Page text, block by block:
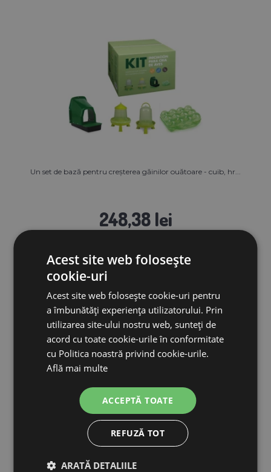
Un set de bază pentru creșterea găinilor ouătoare - cuib, hr...
248,38 lei
ADAUGĂ ÎN COŞ
Reducere 20%
Acest site web folosește
cookie-uri
Acest site web folosește cookie-uri pentru
a îmbunătăți experiența utilizatorului. Prin
utilizarea site-ului nostru web, sunteți de
acord cu toate cookie-urile în conformitate
cu Politica noastră privind cookie-urile.
Află mai multe
ACCEPTĂ TOATE
REFUZĂ TOT
ARATĂ DETALIILE